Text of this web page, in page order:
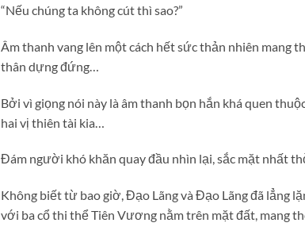
“Nếu chúng ta không cút thì sao?”
Âm thanh vang lên một cách hết sức thản nhiên mang
thân dựng đứng…
Bởi vì giọng nói này là âm thanh bọn hắn khá quen
hai vị thiên tài kia…
Đám người khó khăn quay đầu nhìn lại, sắc mặt nhất
Không biết từ bao giờ, Đạo Lãng và Đạo Lãng đã lẳng
với ba cổ thi thể Tiên Vương nằm trên mặt đất, mang